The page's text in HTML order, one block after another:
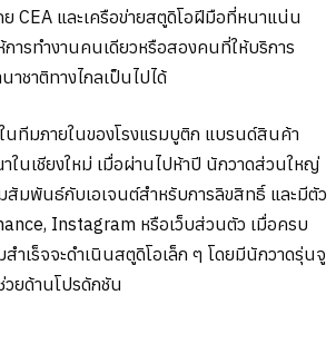
CEA และเครือข่ายสตูดิโอฝีมือที่หนาแน่น
ารทำงานคนเดียวหรือสองคนที่ให้บริการ
าชาติทางไกลเป็นไปได้
ทีมภายในของโรงแรมบูติก แบรนด์สินค้า
ในเชียงใหม่ เมื่อผ่านไปห้าปี นักวาดส่วนใหญ่
สัมพันธ์กับเอเจนต์สำหรับการลิขสิทธิ์ และมีตัว
Instagram หรือเว็บส่วนตัว เมื่อครบ
เร็จจะดำเนินสตูดิโอเล็ก ๆ โดยมีนักวาดรุ่นจู
ยด้านโปรดักชัน